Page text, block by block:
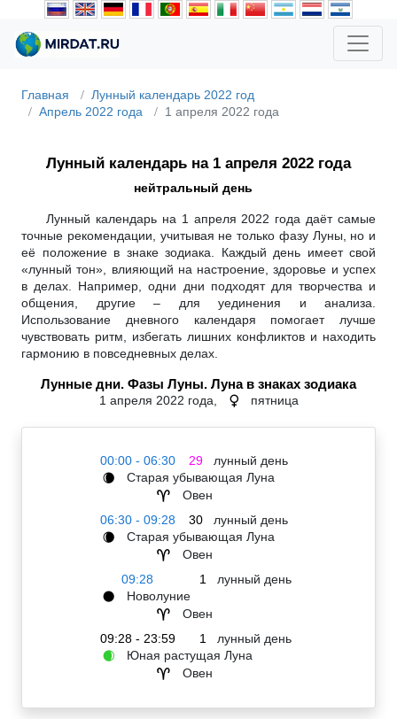
Главная
Лунный календарь 2022 год
Апрель 2022 года
1 апреля 2022 года
Лунный календарь на 1 апреля 2022 года
нейтральный день
Лунный календарь на 1 апреля 2022 года даёт самые
точные рекомендации, учитывая не только фазу Луны, но и
её положение в знаке зодиака. Каждый день имеет свой
«лунный тон», влияющий на настроение, здоровье и успех
в делах. Например, одни дни подходят для творчества и
общения, другие – для уединения и анализа.
Использование дневного календаря помогает лучше
чувствовать ритм, избегать лишних конфликтов и находить
гармонию в повседневных делах.
Лунные дни. Фазы Луны. Луна в знаках зодиака
1 апреля 2022 года, ♀ пятница
00:00 - 06:30 29 лунный день
🌘 Старая убывающая Луна
♈
Овен
06:30 - 09:28
30 лунный день
🌘 Старая убывающая Луна
♈
Овен
09:28
1 лунный день
🌑 Новолуние
♈
Овен
09:28 - 23:59
1 лунный день
🌒 Юная растущая Луна
♈ Овен